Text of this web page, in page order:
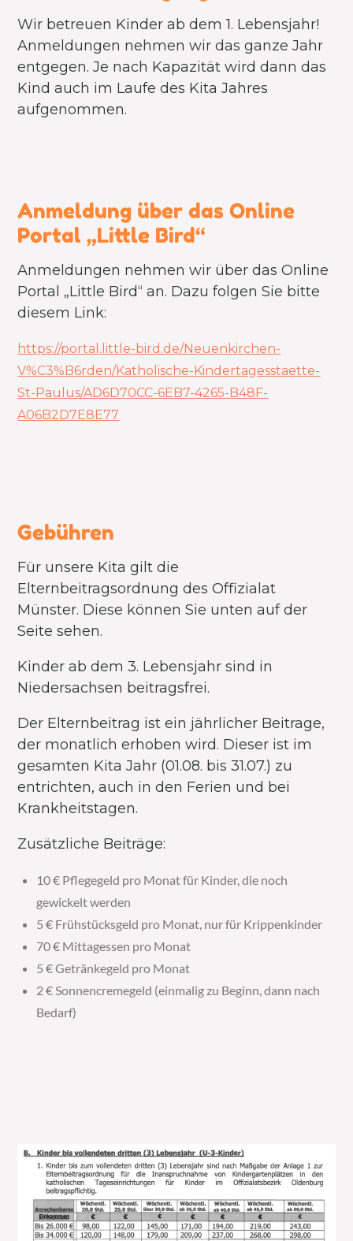
Wir betreuen Kinder ab dem 1. Lebensjahr!
Anmeldungen nehmen wir das ganze Jahr
entgegen. Je nach Kapazität wird dann das
Kind auch im Laufe des Kita Jahres
aufgenommen.
Anmeldung über das Online
Portal „Little Bird“
Anmeldungen nehmen wir über das Online
Portal „Little Bird“ an. Dazu folgen Sie bitte
diesem Link:
https://portal.little-bird.de/Neuenkirchen-
V%C3%B6rden/Katholische-Kindertagesstaette-
St-Paulus/AD6D70CC-6EB7-4265-B48F-
A06B2D7E8E77
Gebühren
Für unsere Kita gilt die
Elternbeitragsordnung des Offizialat
Münster. Diese können Sie unten auf der
Seite sehen.
Kinder ab dem 3. Lebensjahr sind in
Niedersachsen beitragsfrei.
Der Elternbeitrag ist ein jährlicher Beitrage,
der monatlich erhoben wird. Dieser ist im
gesamten Kita Jahr (01.08. bis 31.07.) zu
entrichten, auch in den Ferien und bei
Krankheitstagen.
Zusätzliche Beiträge:
10 € Pflegegeld pro Monat für Kinder, die noch
gewickelt werden
5 € Frühstücksgeld pro Monat, nur für Krippenkinder
70 € Mittagessen pro Monat
5 € Getränkegeld pro Monat
2 € Sonnencremegeld (einmalig zu Beginn, dann nach
Bedarf)